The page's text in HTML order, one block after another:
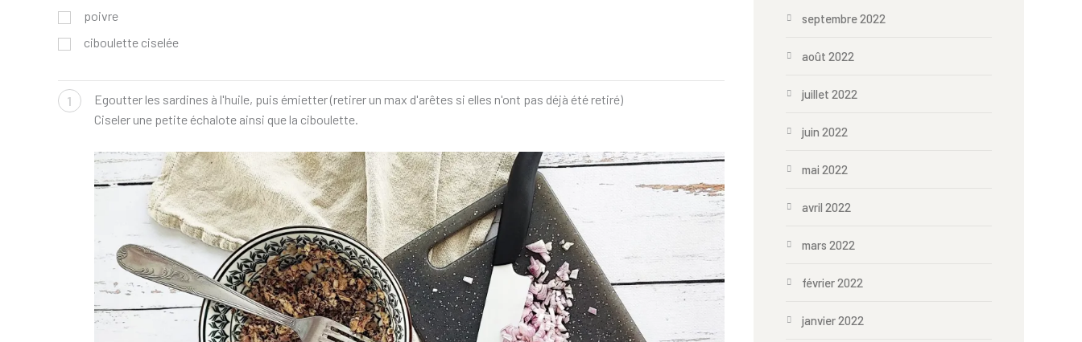
poivre
ciboulette ciselée
1
Egoutter les sardines à l'huile, puis émietter (retirer un max d'arêtes si elles n'ont pas déjà été retiré)
Ciseler une petite échalote ainsi que la ciboulette.
septembre 2022
août 2022
juillet 2022
juin 2022
mai 2022
avril 2022
mars 2022
février 2022
janvier 2022